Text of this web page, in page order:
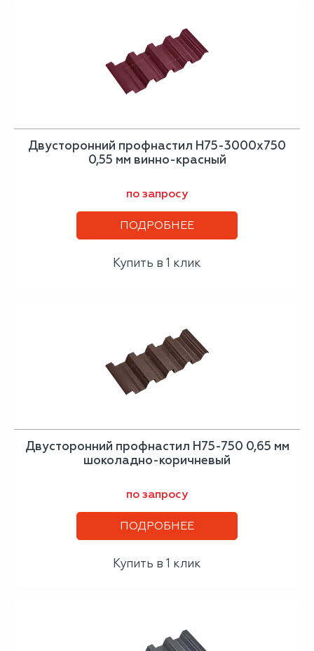
Двусторонний профнастил Н75-3000х750
0,55 мм винно-красный
по запросу
ПОДРОБНЕЕ
Купить в 1 клик
Двусторонний профнастил Н75-750 0,65 мм
шоколадно-коричневый
по запросу
ПОДРОБНЕЕ
Купить в 1 клик